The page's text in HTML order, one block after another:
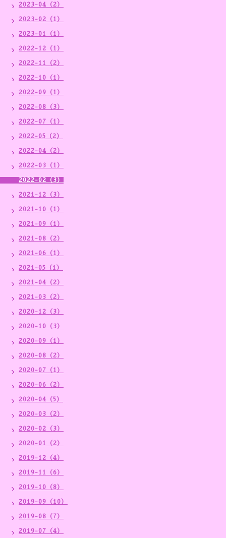
2023-04（2）
2023-02（1）
2023-01（1）
2022-12（1）
2022-11（2）
2022-10（1）
2022-09（1）
2022-08（3）
2022-07（1）
2022-05（2）
2022-04（2）
2022-03（1）
2022-02（3）
2021-12（3）
2021-10（1）
2021-09（1）
2021-08（2）
2021-06（1）
2021-05（1）
2021-04（2）
2021-03（2）
2020-12（3）
2020-10（3）
2020-09（1）
2020-08（2）
2020-07（1）
2020-06（2）
2020-04（5）
2020-03（2）
2020-02（3）
2020-01（2）
2019-12（4）
2019-11（6）
2019-10（8）
2019-09（10）
2019-08（7）
2019-07（4）